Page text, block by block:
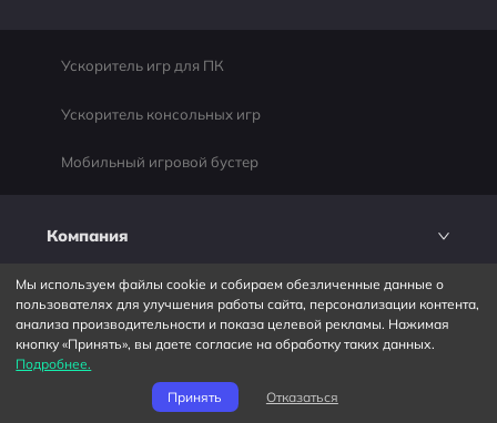
Ускоритель игр для ПК
Ускоритель консольных игр
Мобильный игровой бустер
Компания
Партнеры
Конфиденциальность
Мы используем файлы cookie и собираем обезличенные данные о
пользователях для улучшения работы сайта, персонализации контента,
анализа производительности и показа целевой рекламы. Нажимая
кнопку «Принять», вы даете согласие на обработку таких данных.
Подробнее.
Принять
Отказаться